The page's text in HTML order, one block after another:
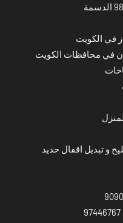
في الكويت
في محافظات الكويت
و تبديل اقفال حديد